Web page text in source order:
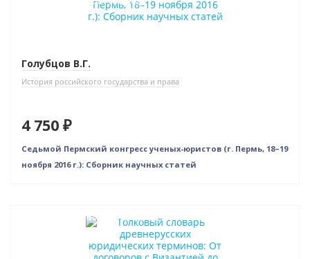
Голубцов В.Г.
История российского государства и права
4 750 ₽
Седьмой Пермский конгресс ученых-юристов (г. Пермь, 18–19
ноября 2016 г.): Сборник научных статей
Индивидуальный подход